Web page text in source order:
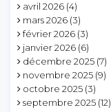
avril 2026 (4)
mars 2026 (3)
février 2026 (3)
janvier 2026 (6)
décembre 2025 (7)
novembre 2025 (9)
octobre 2025 (3)
septembre 2025 (12)